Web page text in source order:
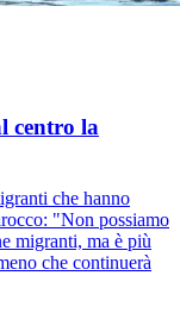
centro la
che hanno
"Non possiamo
migranti, ma è più
che continuerà